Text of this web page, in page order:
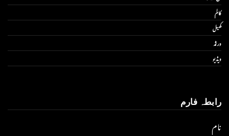
کالم
کھیل
ورلڈ
ویڈیو
رابطہ فارم
نام